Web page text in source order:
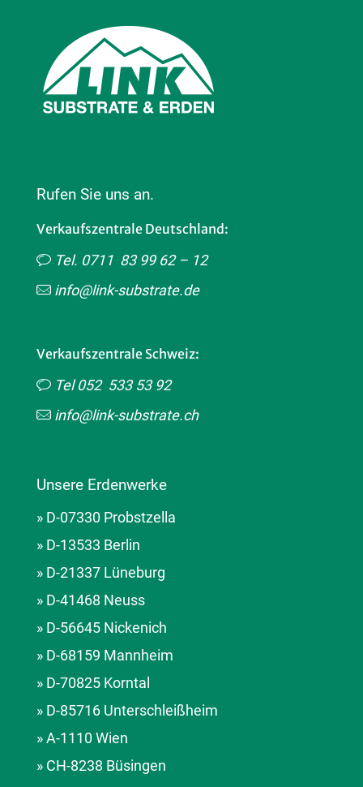
Rufen Sie uns an.
Verkaufszentrale Deutschland:
Tel. 0711 83 99 62 – 12
info@link-substrate.de
Verkaufszentrale Schweiz:
Tel 052 533 53 92
info@link-substrate.ch
Unsere Erdenwerke
» D-07330 Probstzella
» D-13533 Berlin
» D-21337 Lüneburg
» D-41468 Neuss
» D-56645 Nickenich
» D-68159 Mannheim
» D-70825 Korntal
» D-85716 Unterschleißheim
» A-1110 Wien
» CH-8238 Büsingen